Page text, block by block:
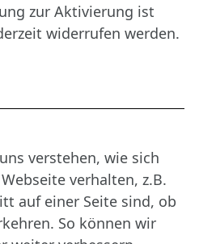
zur Aktivierung ist
widerrufen werden.
verstehen, wie sich
verhalten, z.B.
auf einer Seite sind, ob
So können wir